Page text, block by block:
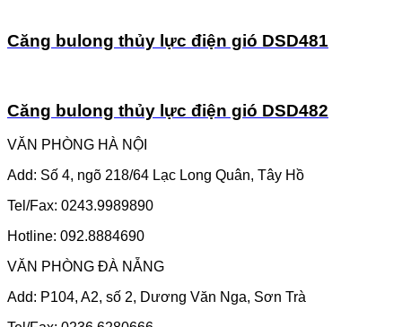
Căng bulong thủy lực điện gió DSD481
Căng bulong thủy lực điện gió DSD482
VĂN PHÒNG HÀ NỘI
Add: Số 4, ngõ 218/64 Lạc Long Quân, Tây Hồ
Tel/Fax: 0243.9989890
Hotline: 092.8884690
VĂN PHÒNG ĐÀ NẴNG
Add: P104, A2, số 2, Dương Văn Nga, Sơn Trà